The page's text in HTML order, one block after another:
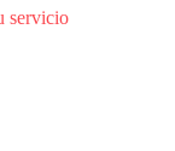
servicio